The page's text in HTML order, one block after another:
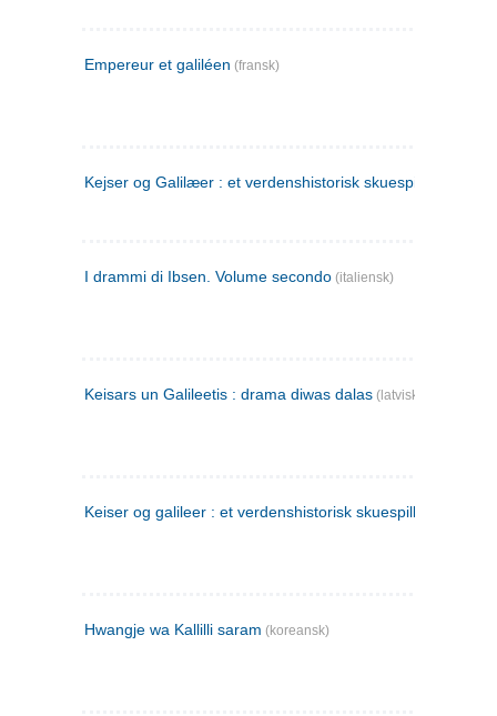
Empereur et galiléen (fransk)
Kejser og Galilæer : et verdenshistorisk skuespil
I drammi di Ibsen. Volume secondo (italiensk)
Keisars un Galileetis : drama diwas dalas (latvisk)
Keiser og galileer : et verdenshistorisk skuespill (1873)
Hwangje wa Kallilli saram (koreansk)